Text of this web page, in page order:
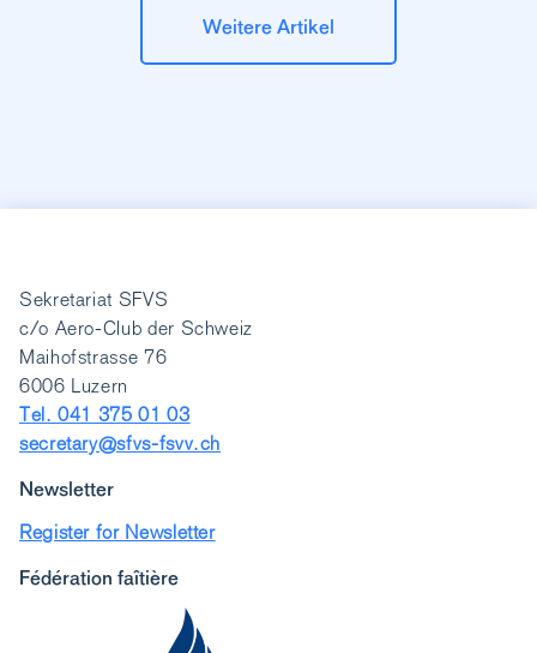
Weitere Artikel
Sekretariat SFVS
c/o Aero-Club der Schweiz
Maihofstrasse 76
6006 Luzern
Tel. 041 375 01 03
secretary@sfvs-fsvv.ch
Newsletter
Register for Newsletter
Fédération faîtière